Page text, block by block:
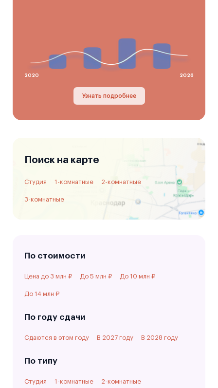
2020 2026
Узнать подробнее
Поиск на карте
Студия 1-комнатные 2-комнатные
3-комнатные
По стоимости
Цена до 3 млн ₽ До 5 млн ₽ До 10 млн ₽
До 14 млн ₽
По году сдачи
Cдаются в этом году В 2027 году В 2028 году
По типу
Студия 1-комнатные 2-комнатные